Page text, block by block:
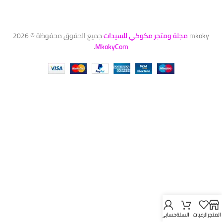
mkokyمجلة ومتجر مكوكي للسيداتجميع الحقوق محفوظة © 2026
MkokyCom
.
المتجرالرغبات السلةحسابي